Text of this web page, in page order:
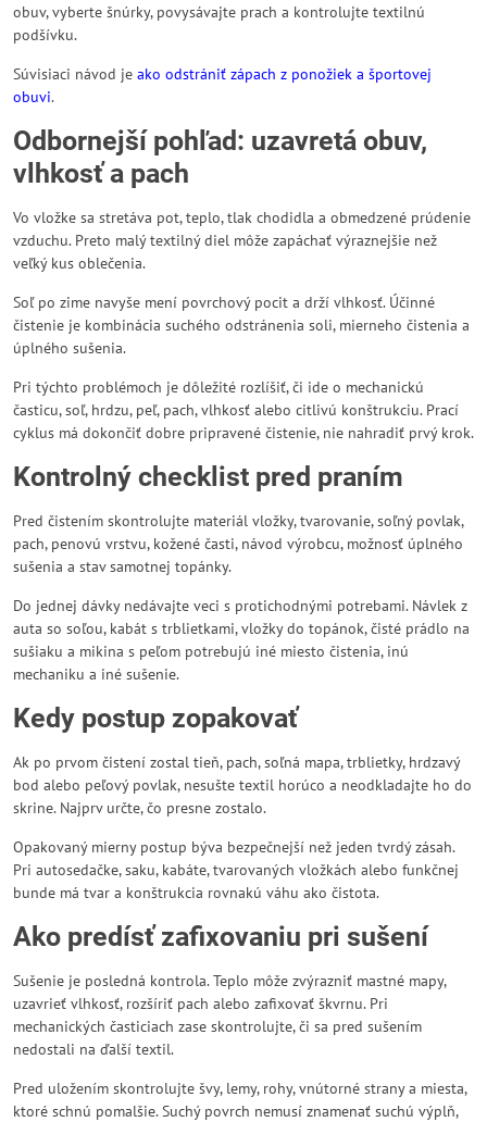
obuv, vyberte šnúrky, povysávajte prach a kontrolujte textilnú
podšívku.
Súvisiaci návod je ako odstrániť zápach z ponožiek a športovej
obuvi.
Odbornejší pohľad: uzavretá obuv,
vlhkosť a pach
Vo vložke sa stretáva pot, teplo, tlak chodidla a obmedzené prúdenie
vzduchu. Preto malý textilný diel môže zapáchať výraznejšie než
veľký kus oblečenia.
Soľ po zime navyše mení povrchový pocit a drží vlhkosť. Účinné
čistenie je kombinácia suchého odstránenia soli, mierneho čistenia a
úplného sušenia.
Pri týchto problémoch je dôležité rozlíšiť, či ide o mechanickú
časticu, soľ, hrdzu, peľ, pach, vlhkosť alebo citlivú konštrukciu. Prací
cyklus má dokončiť dobre pripravené čistenie, nie nahradiť prvý krok.
Kontrolný checklist pred praním
Pred čistením skontrolujte materiál vložky, tvarovanie, soľný povlak,
pach, penovú vrstvu, kožené časti, návod výrobcu, možnosť úplného
sušenia a stav samotnej topánky.
Do jednej dávky nedávajte veci s protichodnými potrebami. Návlek z
auta so soľou, kabát s trblietkami, vložky do topánok, čisté prádlo na
sušiaku a mikina s peľom potrebujú iné miesto čistenia, inú
mechaniku a iné sušenie.
Kedy postup zopakovať
Ak po prvom čistení zostal tieň, pach, soľná mapa, trblietky, hrdzavý
bod alebo peľový povlak, nesušte textil horúco a neodkladajte ho do
skrine. Najprv určte, čo presne zostalo.
Opakovaný mierny postup býva bezpečnejší než jeden tvrdý zásah.
Pri autosedačke, saku, kabáte, tvarovaných vložkách alebo funkčnej
bunde má tvar a konštrukcia rovnakú váhu ako čistota.
Ako predísť zafixovaniu pri sušení
Sušenie je posledná kontrola. Teplo môže zvýrazniť mastné mapy,
uzavrieť vlhkosť, rozšíriť pach alebo zafixovať škvrnu. Pri
mechanických časticiach zase skontrolujte, či sa pred sušením
nedostali na ďalší textil.
Pred uložením skontrolujte švy, lemy, rohy, vnútorné strany a miesta,
ktoré schnú pomalšie. Suchý povrch nemusí znamenať suchú výplň,